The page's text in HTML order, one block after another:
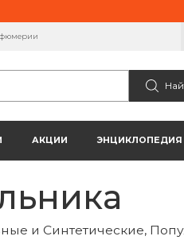
АКЦИИ
и Синтетические,